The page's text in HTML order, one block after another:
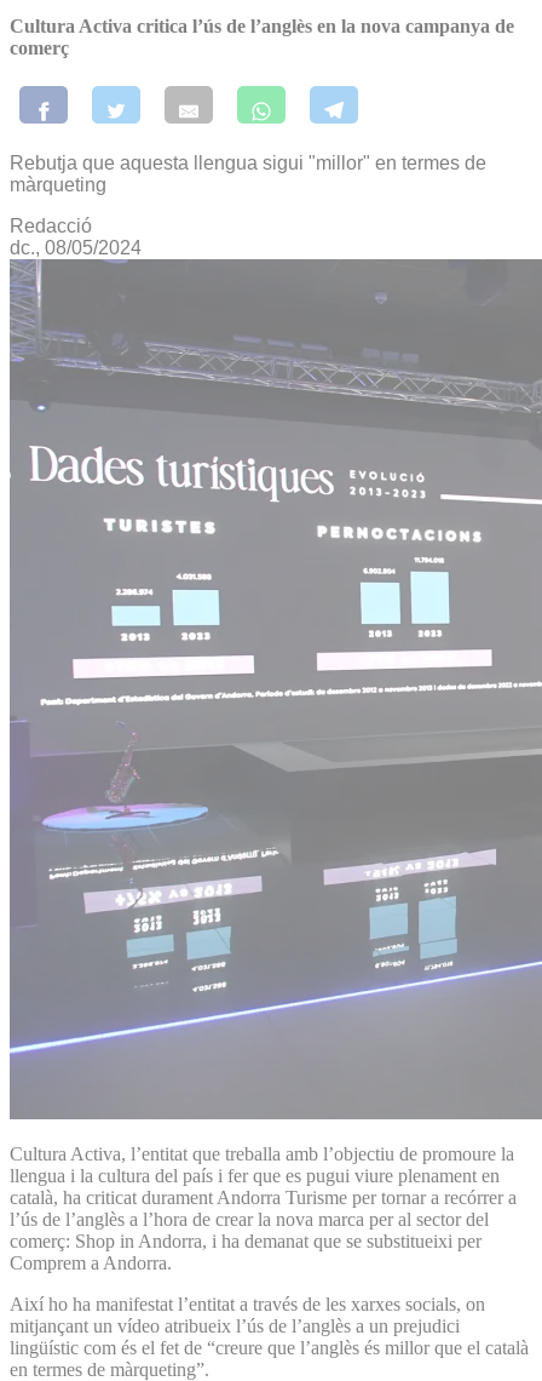
Cultura Activa critica l’ús de l’anglès en la nova campanya de
comerç
Rebutja que aquesta llengua sigui "millor" en termes de
màrqueting
Redacció
dc., 08/05/2024
Cultura Activa, l’entitat que treballa amb l’objectiu de promoure la
llengua i la cultura del país i fer que es pugui viure plenament en
català, ha criticat durament Andorra Turisme per tornar a recórrer a
l’ús de l’anglès a l’hora de crear la nova marca per al sector del
comerç: Shop in Andorra, i ha demanat que se substitueixi per
Comprem a Andorra.
Així ho ha manifestat l’entitat a través de les xarxes socials, on
mitjançant un vídeo atribueix l’ús de l’anglès a un prejudici
lingüístic com és el fet de “creure que l’anglès és millor que el català
en termes de màrqueting”.